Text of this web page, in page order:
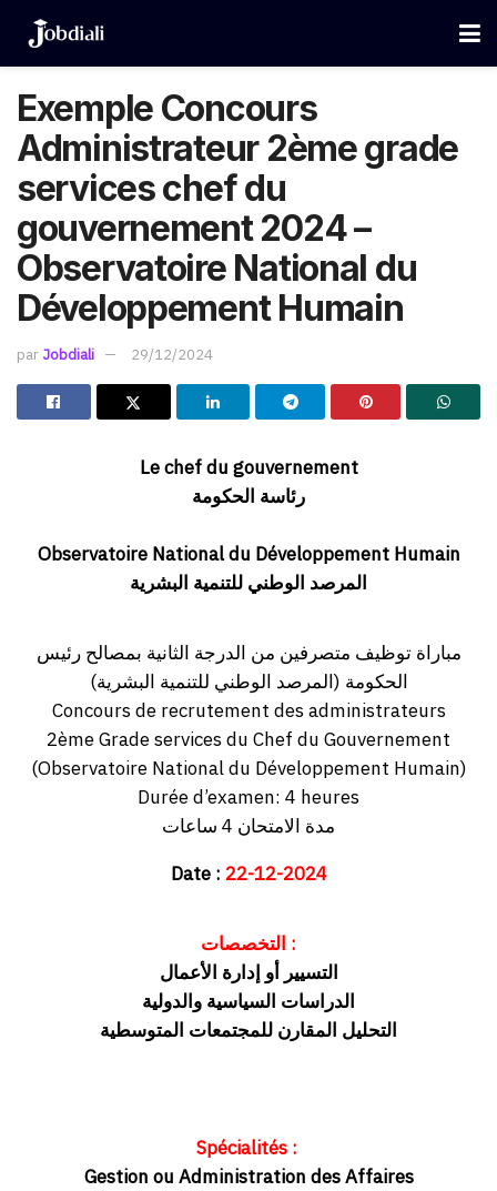
Exemple Concours
Administrateur 2ème grade
services chef du
gouvernement 2024 –
Observatoire National du
Développement Humain
par Jobdiali 29/12/2024
Le chef du gouvernement
رئاسة الحكومة
Observatoire National du Développement Humain
المرصد الوطني للتنمية البشرية
مباراة توظيف متصرفين من الدرجة الثانية بمصالح رئيس
الحكومة (المرصد الوطني للتنمية البشرية)
Concours de recrutement des administrateurs
2ème Grade services du Chef du Gouvernement
(Observatoire National du Développement Humain)
Durée d’examen: 4 heures
مدة الامتحان 4 ساعات
Date : 22-12-2024
التخصصات :
التسيير أو إدارة الأعمال
الدراسات السياسية والدولية
التحليل المقارن للمجتمعات المتوسطية
Spécialités :
Gestion ou Administration des Affaires